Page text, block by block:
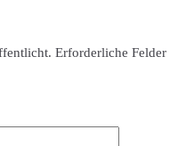
Erforderliche Felder